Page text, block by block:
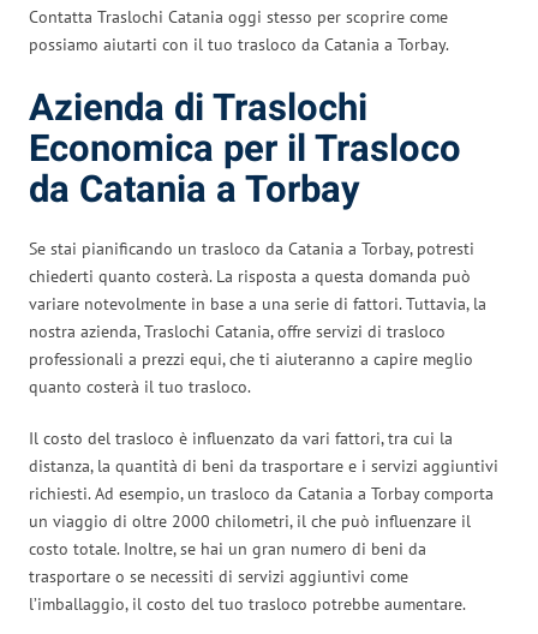
Contatta Traslochi Catania oggi stesso per scoprire come
possiamo aiutarti con il tuo trasloco da Catania a Torbay.
Azienda di Traslochi
Economica per il Trasloco
da Catania a Torbay
Se stai pianificando un trasloco da Catania a Torbay, potresti
chiederti quanto costerà. La risposta a questa domanda può
variare notevolmente in base a una serie di fattori. Tuttavia, la
nostra azienda, Traslochi Catania, offre servizi di trasloco
professionali a prezzi equi, che ti aiuteranno a capire meglio
quanto costerà il tuo trasloco.
Il costo del trasloco è influenzato da vari fattori, tra cui la
distanza, la quantità di beni da trasportare e i servizi aggiuntivi
richiesti. Ad esempio, un trasloco da Catania a Torbay comporta
un viaggio di oltre 2000 chilometri, il che può influenzare il
costo totale. Inoltre, se hai un gran numero di beni da
trasportare o se necessiti di servizi aggiuntivi come
l’imballaggio, il costo del tuo trasloco potrebbe aumentare.